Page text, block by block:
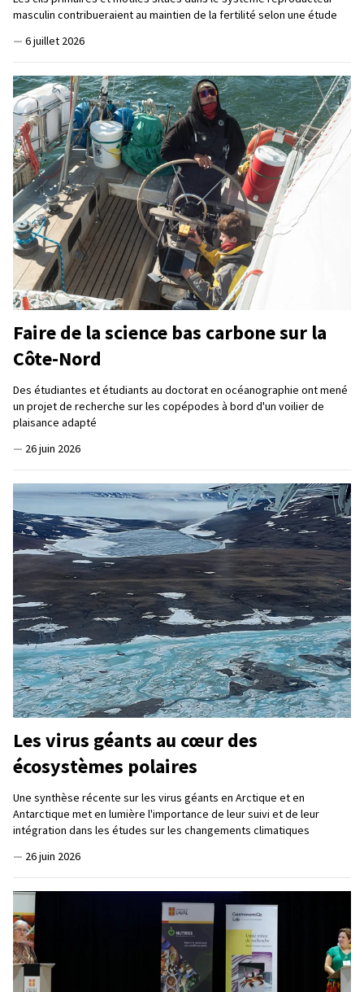
masculin contribueraient au maintien de la fertilité selon une étude
— 6 juillet 2026
Faire de la science bas carbone sur la
Côte-Nord
Des étudiantes et étudiants au doctorat en océanographie ont mené
un projet de recherche sur les copépodes à bord d'un voilier de
plaisance adapté
— 26 juin 2026
Les virus géants au cœur des
écosystèmes polaires
Une synthèse récente sur les virus géants en Arctique et en
Antarctique met en lumière l'importance de leur suivi et de leur
intégration dans les études sur les changements climatiques
— 26 juin 2026